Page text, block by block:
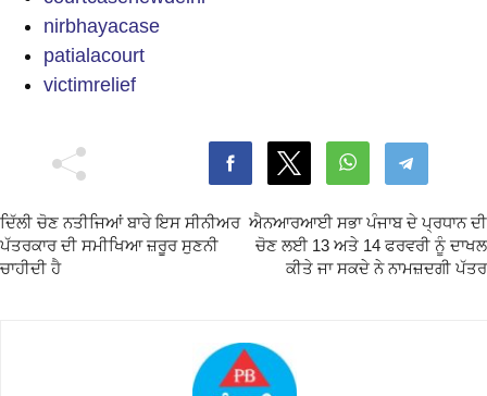
nirbhayacase
patialacourt
victimrelief
ਦਿੱਲੀ ਚੋਣ ਨਤੀਜਿਆਂ ਬਾਰੇ ਇਸ ਸੀਨੀਅਰ
ਪੱਤਰਕਾਰ ਦੀ ਸਮੀਖਿਆ ਜ਼ਰੂਰ ਸੁਣਨੀ
ਚਾਹੀਦੀ ਹੈ
ਐਨਆਰਆਈ ਸਭਾ ਪੰਜਾਬ ਦੇ ਪ੍ਰਧਾਨ ਦੀ
ਚੋਣ ਲਈ 13 ਅਤੇ 14 ਫਰਵਰੀ ਨੂੰ ਦਾਖਲ
ਕੀਤੇ ਜਾ ਸਕਦੇ ਨੇ ਨਾਮਜ਼ਦਗੀ ਪੱਤਰ